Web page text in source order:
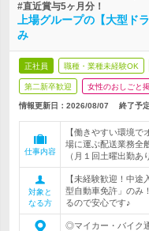
#直近賞与5ヶ月分！
上場グループの【大型
み
正社員 職種・業種未経験OK
第二新卒歓迎 女性のおしごと
情報更新日：2026/08/07 終了予
仕事内容
【働きやすい環境
場に運ぶ配送業務全
（月１回土曜出勤あ
対象と
なる方
【未経験歓迎！中
型自動車免許」のみ
るので安心です♪
◎マイカー・バイク